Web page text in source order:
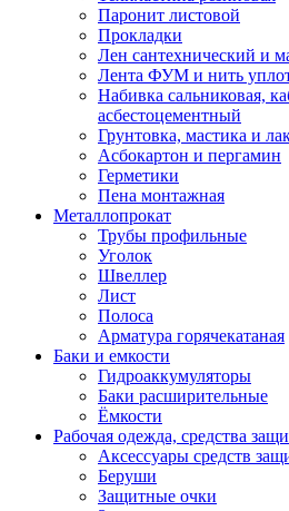
Паронит листовой
Прокладки
Лен сантехнический и
Лента ФУМ и нить
Набивка сальниковая,
асбестоцементный
Грунтовка, мастика и
Асбокартон и пергамин
Герметики
Пена монтажная
Металлопрокат
Трубы профильные
Уголок
Швеллер
Лист
Полоса
Арматура горячекатаная
Баки и емкости
Гидроаккумуляторы
Баки расширительные
Ёмкости
Рабочая одежда, средства
Аксессуары средств
Беруши
Защитные очки